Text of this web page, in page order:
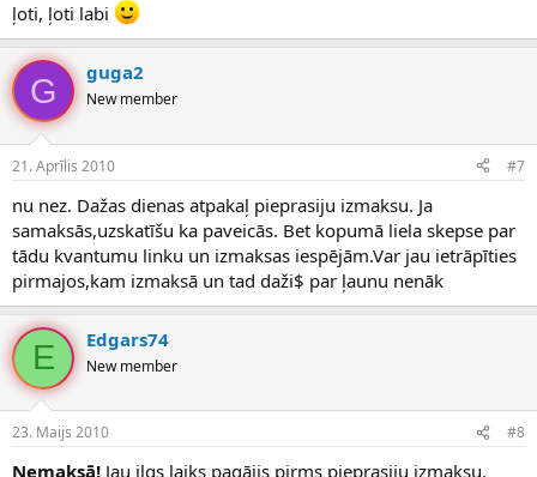
ļoti, ļoti labi
G guga2
New member
21. Aprīlis 2010 #7
nu nez. Dažas dienas atpakaļ pieprasiju izmaksu. Ja
samaksās,uzskatīšu ka paveicās. Bet kopumā liela skepse par
tādu kvantumu linku un izmaksas iespējām.Var jau ietrāpīties
pirmajos,kam izmaksā un tad daži$ par ļaunu nenāk
E Edgars74
New member
23. Maijs 2010 #8
Nemaksā! Jau ilgs laiks pagājis pirms pieprasiju izmaksu.